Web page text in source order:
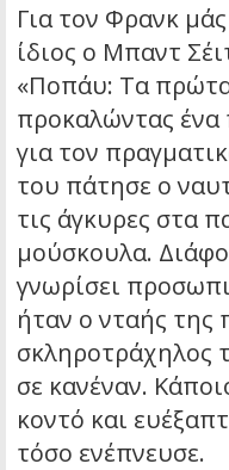
Για τον Φρανκ
ίδιος ο Μπαντ
«Ποπάυ: Τα πρώτα
προκαλώντας
για τον
του πάτησε ο
τις άγκυρες στα
μούσκουλα.
γνωρίσει
ήταν ο νταής της
σκληροτράχηλος
σε κανέναν.
κοντό και
τόσο ενέπνευσε.